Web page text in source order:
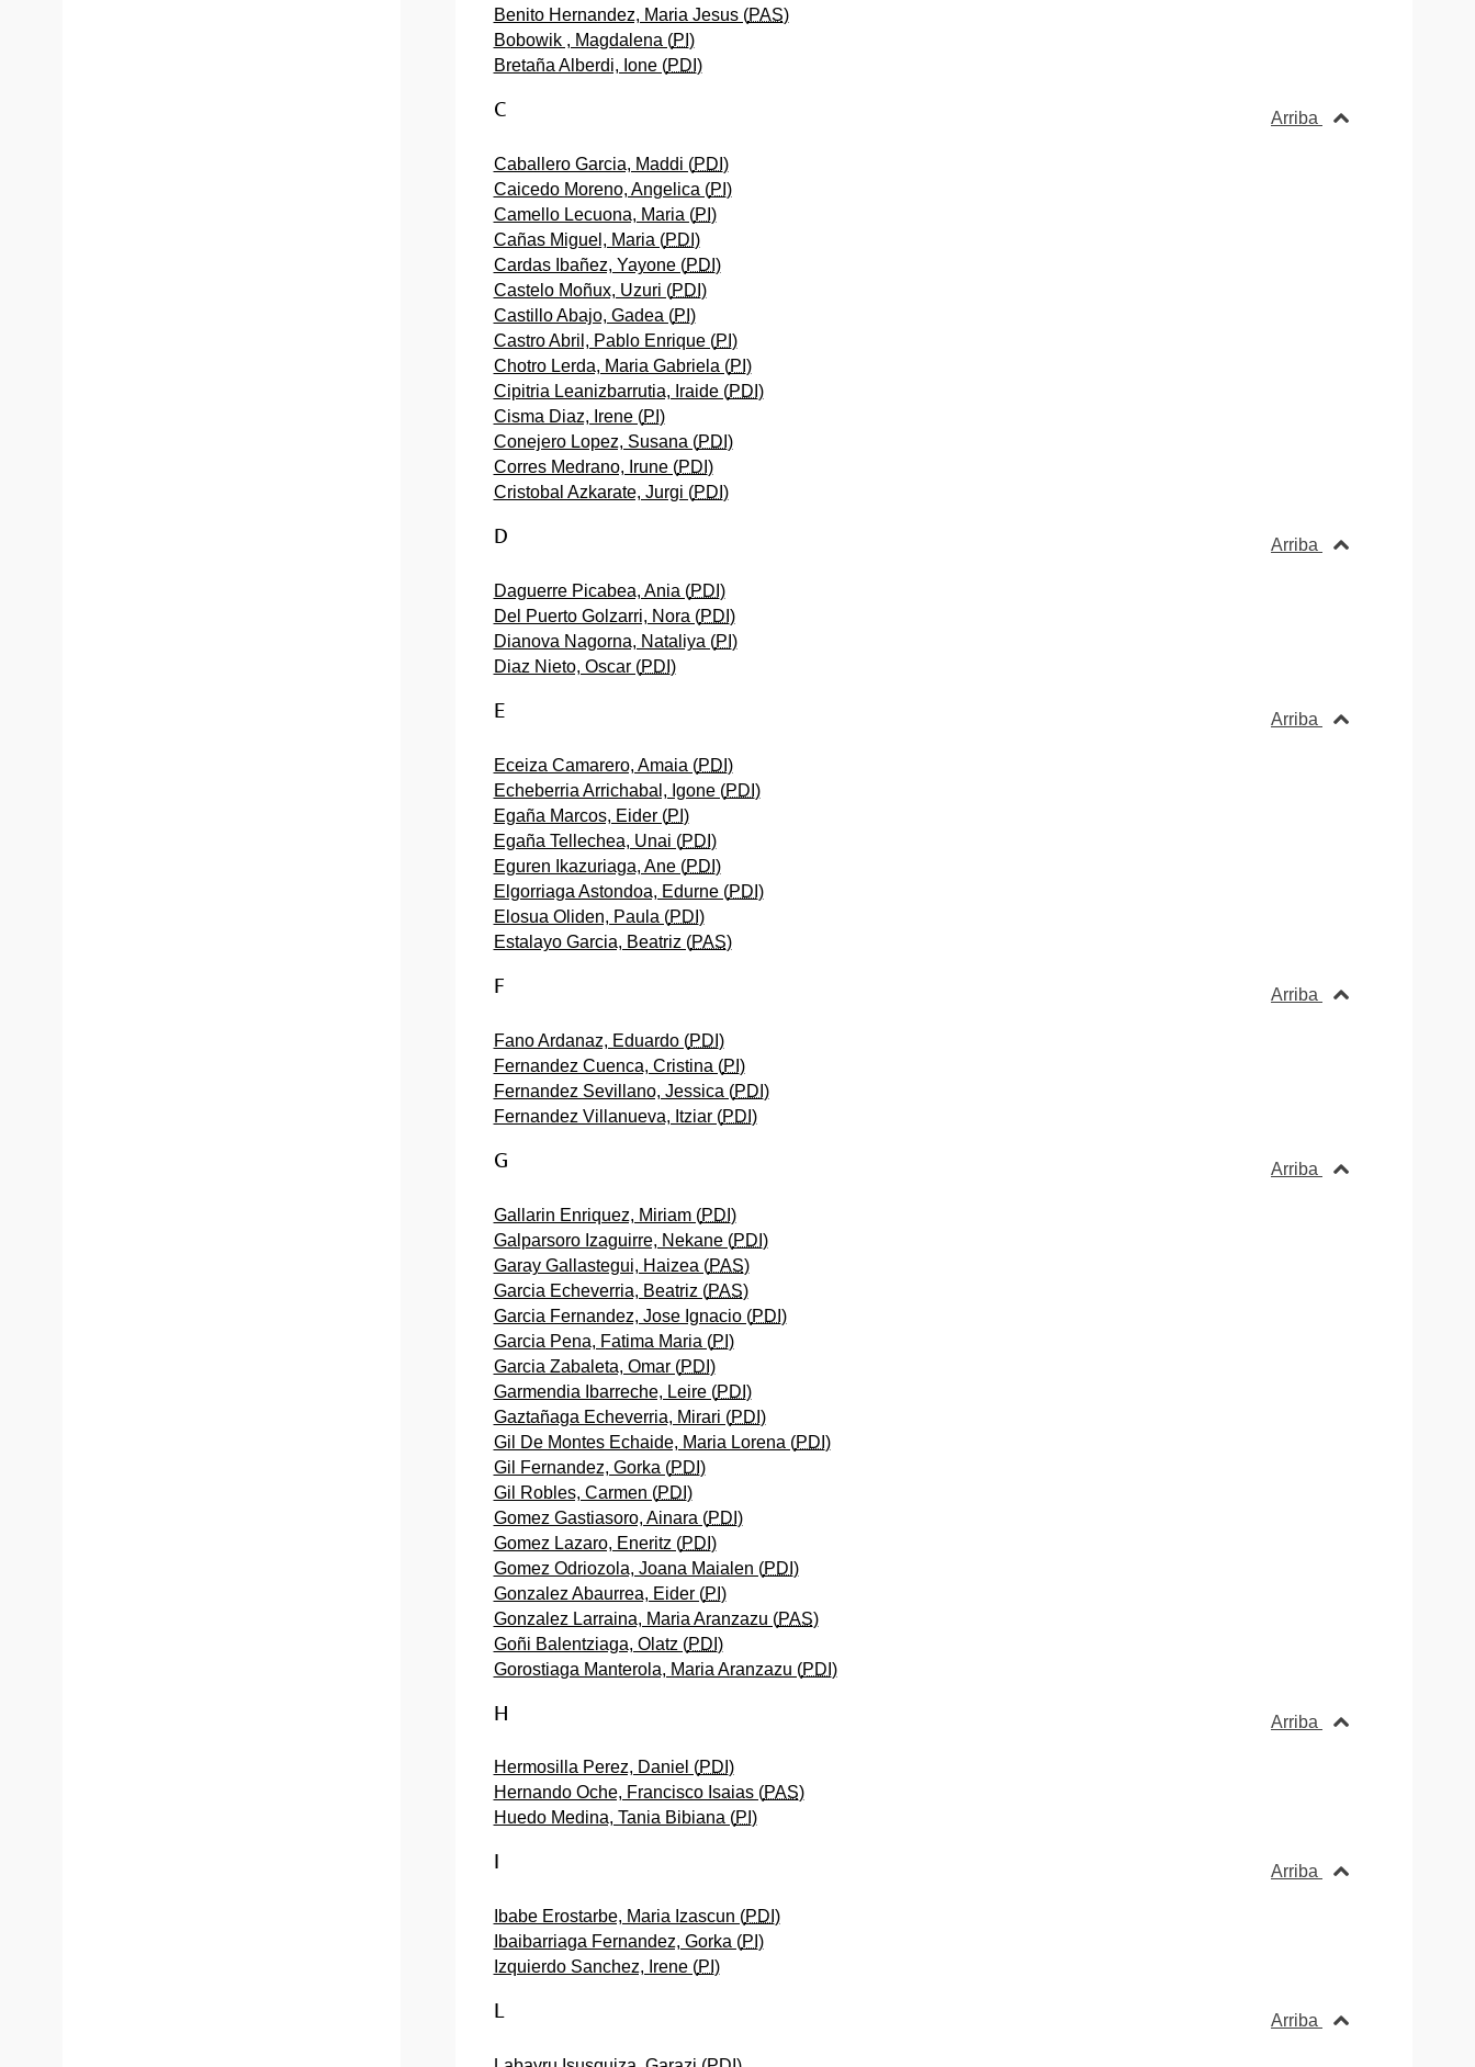
Benito Hernandez, Maria Jesus (PAS)
Bobowik , Magdalena (PI )
Bretaña Alberdi, Ione (PDI )
Arriba
C
Caballero Garcia, Maddi (PDI )
Caicedo Moreno, Angelica (PI )
Camello Lecuona, Maria (PI )
Cañas Miguel, Maria (PDI )
Cardas Ibañez, Yayone (PDI )
Castelo Moñux, Uzuri (PDI )
Castillo Abajo, Gadea (PI )
Castro Abril, Pablo Enrique (PI )
Chotro Lerda, Maria Gabriela (PI )
Cipitria Leanizbarrutia, Iraide (PDI )
Cisma Diaz, Irene (PI )
Conejero Lopez, Susana (PDI )
Corres Medrano, Irune (PDI )
Cristobal Azkarate, Jurgi (PDI )
Arriba
D
Daguerre Picabea, Ania (PDI )
Del Puerto Golzarri, Nora (PDI )
Dianova Nagorna, Nataliya (PI )
Diaz Nieto, Oscar (PDI )
Arriba
E
Eceiza Camarero, Amaia (PDI )
Echeberria Arrichabal, Igone (PDI )
Egaña Marcos, Eider (PI )
Egaña Tellechea, Unai (PDI )
Eguren Ikazuriaga, Ane (PDI )
Elgorriaga Astondoa, Edurne (PDI )
Elosua Oliden, Paula (PDI )
Estalayo Garcia, Beatriz (PAS)
Arriba
F
Fano Ardanaz, Eduardo (PDI )
Fernandez Cuenca, Cristina (PI )
Fernandez Sevillano, Jessica (PDI )
Fernandez Villanueva, Itziar (PDI )
Arriba
G
Gallarin Enriquez, Miriam (PDI )
Galparsoro Izaguirre, Nekane (PDI )
Garay Gallastegui, Haizea (PAS)
Garcia Echeverria, Beatriz (PAS)
Garcia Fernandez, Jose Ignacio (PDI )
Garcia Pena, Fatima Maria (PI )
Garcia Zabaleta, Omar (PDI )
Garmendia Ibarreche, Leire (PDI )
Gaztañaga Echeverria, Mirari (PDI )
Gil De Montes Echaide, Maria Lorena (PDI )
Gil Fernandez, Gorka (PDI )
Gil Robles, Carmen (PDI )
Gomez Gastiasoro, Ainara (PDI )
Gomez Lazaro, Eneritz (PDI )
Gomez Odriozola, Joana Maialen (PDI )
Gonzalez Abaurrea, Eider (PI )
Gonzalez Larraina, Maria Aranzazu (PAS)
Goñi Balentziaga, Olatz (PDI )
Gorostiaga Manterola, Maria Aranzazu (PDI )
Arriba
H
Hermosilla Perez, Daniel (PDI )
Hernando Oche, Francisco Isaias (PAS)
Huedo Medina, Tania Bibiana (PI )
Arriba
I
Ibabe Erostarbe, Maria Izascun (PDI )
Ibaibarriaga Fernandez, Gorka (PI )
Izquierdo Sanchez, Irene (PI )
Arriba
L